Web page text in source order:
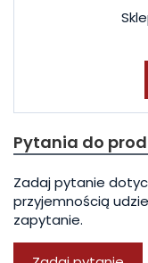
Pytania do
Zadaj pytanie
przyjemnością
zapytanie.